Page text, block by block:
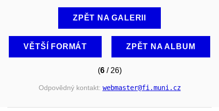
ZPĚT NA GALERII
VĚTŠÍ FORMÁT ZPĚT NA ALBUM
(6/ 26)
Odpovědný kontakt: webmaster@fi.muni.cz